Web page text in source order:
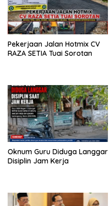
Pekerjaan Jalan Hotmix CV
RAZA SETIA Tuai Sorotan
Oknum Guru Diduga Langgar
Disiplin Jam Kerja